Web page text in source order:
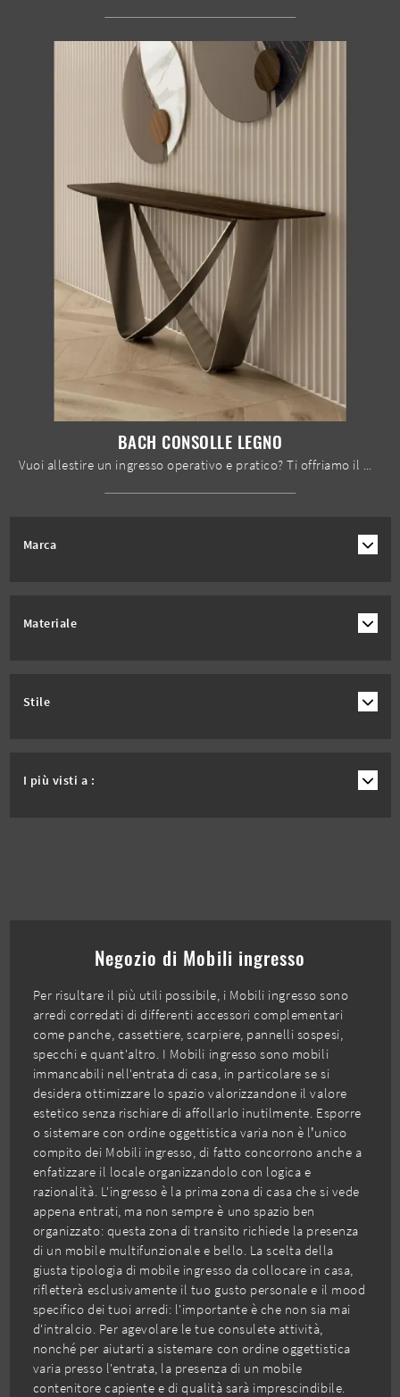
Marca
Materiale
Stile
I più visti a :
BACH CONSOLLE LEGNO
Negozio di Mobili ingresso
Per risultare il più utili possibile, i Mobili ingresso sono
arredi corredati di differenti accessori complementari
come panche, cassettiere, scarpiere, pannelli sospesi,
specchi e quant'altro. I Mobili ingresso sono mobili
immancabili nell'entrata di casa, in particolare se si
desidera ottimizzare lo spazio valorizzandone il valore
estetico senza rischiare di affollarlo inutilmente. Esporre
o sistemare con ordine oggettistica varia non è l’unico
compito dei Mobili ingresso, di fatto concorrono anche a
enfatizzare il locale organizzandolo con logica e
razionalità. L'ingresso è la prima zona di casa che si vede
appena entrati, ma non sempre è uno spazio ben
organizzato: questa zona di transito richiede la presenza
di un mobile multifunzionale e bello. La scelta della
giusta tipologia di mobile ingresso da collocare in casa,
rifletterà esclusivamente il tuo gusto personale e il mood
specifico dei tuoi arredi: l'importante è che non sia mai
d'intralcio. Per agevolare le tue consulete attività,
nonché per aiutarti a sistemare con ordine oggettistica
varia presso l'entrata, la presenza di un mobile
contenitore capiente e di qualità sarà imprescindibile.